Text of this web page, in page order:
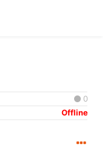
0
Offline